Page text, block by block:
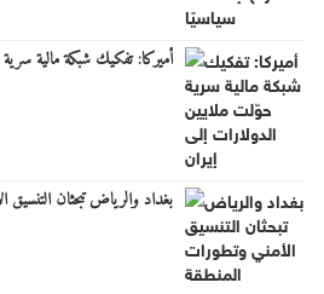
أميركا: تفكيك شبكة مالية
بغداد والرياض تبحثان التنسيق